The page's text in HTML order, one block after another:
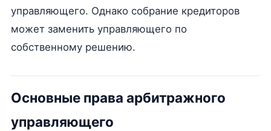
управляющего. Однако собрание кредиторов
может заменить управляющего по
собственному решению.
Основные права арбитражного
управляющего